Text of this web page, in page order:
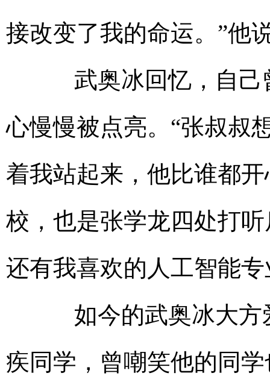
接改变了我的命运。”他
武奥冰回忆，自己
心慢慢被点亮。“张叔叔
着我站起来，他比谁都
校，也是张学龙四处打
还有我喜欢的人工智能专
如今的武奥冰大方
疾同学，曾嘲笑他的同